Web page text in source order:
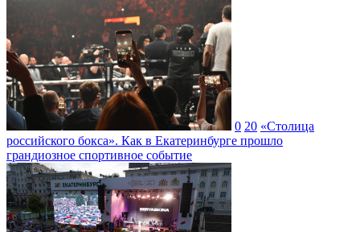
0 20 «Столица
российского бокса». Как в Екатеринбурге прошло
грандиозное спортивное событие